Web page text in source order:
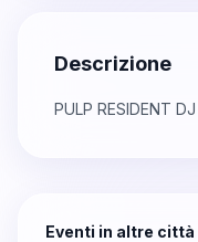
Descrizione
PULP RESIDENT
Eventi in altre città